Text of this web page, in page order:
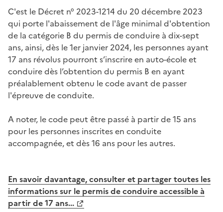
C'est le Décret n° 2023-1214 du 20 décembre 2023
qui porte l'abaissement de l'âge minimal d'obtention
de la catégorie B du permis de conduire à dix-sept
ans, ainsi, dès le 1er janvier 2024, les personnes ayant
17 ans révolus pourront s’inscrire en auto-école et
conduire dès l’obtention du permis B en ayant
préalablement obtenu le code avant de passer
l'épreuve de conduite.
A noter, le code peut être passé à partir de 15 ans
pour les personnes inscrites en conduite
accompagnée, et dès 16 ans pour les autres.
En savoir davantage, consulter et partager toutes les
informations sur le permis de conduire accessible à
partir de 17 ans...